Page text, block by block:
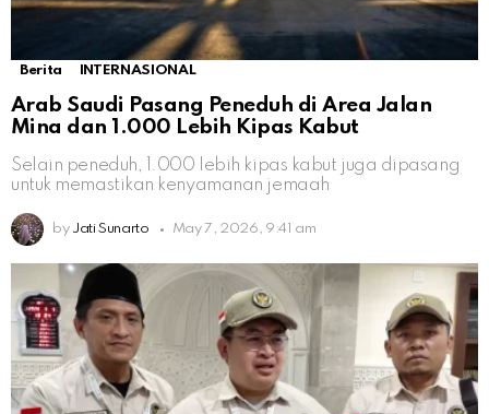
Berita INTERNASIONAL
Arab Saudi Pasang Peneduh di Area Jalan
Mina dan 1.000 Lebih Kipas Kabut
Selain peneduh, 1.000 lebih kipas kabut juga dipasang
untuk memastikan kenyamanan jemaah
by Jati Sunarto May 7, 2026, 9:41 am